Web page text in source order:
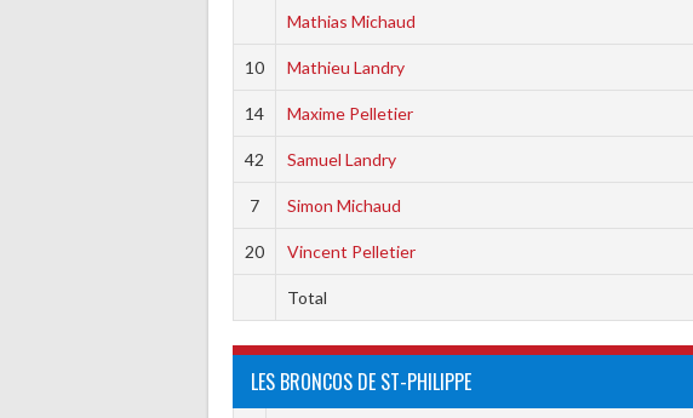
Mathias Michaud
10 Mathieu Landry
14 Maxime Pelletier
42 Samuel Landry
7 Simon Michaud
20 Vincent Pelletier
Total
LES BRONCOS DE ST-PHILIPPE